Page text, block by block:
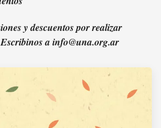
y descuentos por realizar
a info@una.org.ar